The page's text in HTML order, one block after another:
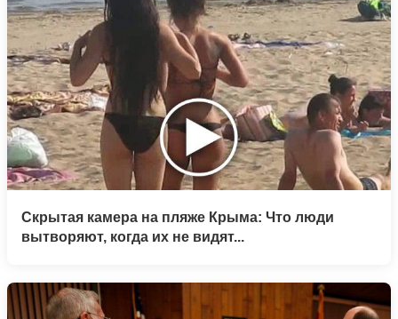
Скрытая камера на пляже Крыма: Что люди
вытворяют, когда их не видят...